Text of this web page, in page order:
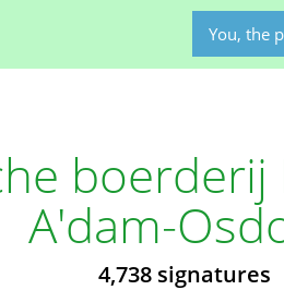
You, the
A'dam-
4,738 signatures